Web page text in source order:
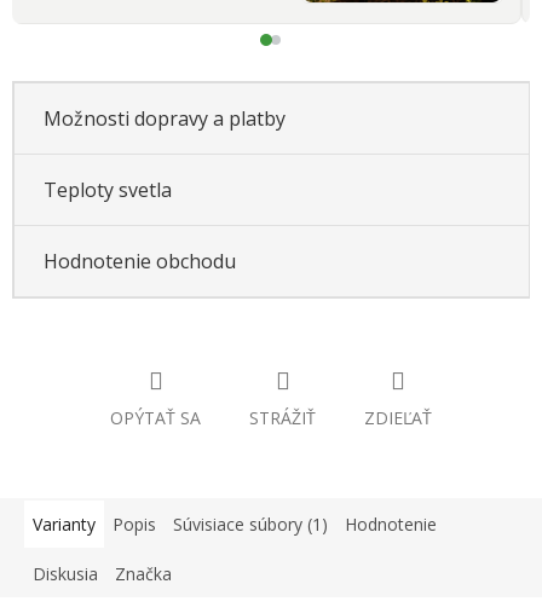
Možnosti dopravy a platby
Teploty svetla
Hodnotenie obchodu
OPÝTAŤ SA STRÁŽIŤ ZDIEĽAŤ
Varianty Popis Súvisiace súbory (1) Hodnotenie
Diskusia Značka